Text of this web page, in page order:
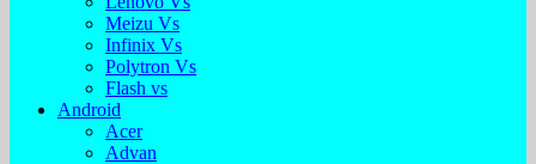
Meizu Vs
Infinix Vs
Polytron Vs
Flash vs
Android
Acer
Advan